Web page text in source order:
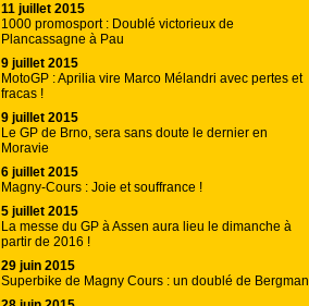
11 juillet 2015
1000 promosport : Doublé victorieux de
Plancassagne à Pau
9 juillet 2015
MotoGP : Aprilia vire Marco Mélandri avec pertes et
fracas !
9 juillet 2015
Le GP de Brno, sera sans doute le dernier en
Moravie
6 juillet 2015
Magny-Cours : Joie et souffrance !
5 juillet 2015
La messe du GP à Assen aura lieu le dimanche à
partir de 2016 !
29 juin 2015
Superbike de Magny Cours : un doublé de Bergman